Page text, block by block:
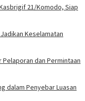
21/Komodo, Siap
Keselamatan
Pelaporan dan Permintaan
dalam Penyebar Luasan